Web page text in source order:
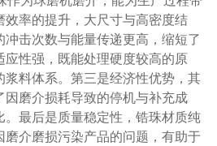
率的提升，大尺寸与高密度结
击次数与能量传递更高，缩短了
性强，既能处理硬度较高的原
料体系。第三是经济性优势，其
磨介损耗导致的停机与补充成
最后是质量稳定性，锆珠材质纯
介磨损污染产品的问题，有助于